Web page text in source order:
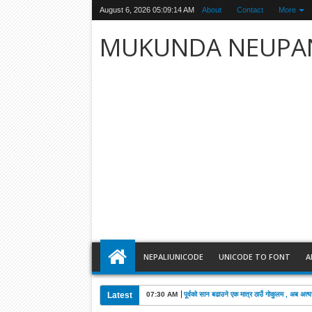
August 6, 2026 05:09:15 AM About Contact More
MUKUNDA
NEPALIUNICODE UNICODE TO FONT
Latest 03:28 AM खड्काको निधनमा कांग्रेसले पाँच दिन शोक मनाउने: